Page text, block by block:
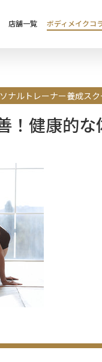
店舗一覧 ボディメイクコ
ナルトレーナー養成ス
！健康的